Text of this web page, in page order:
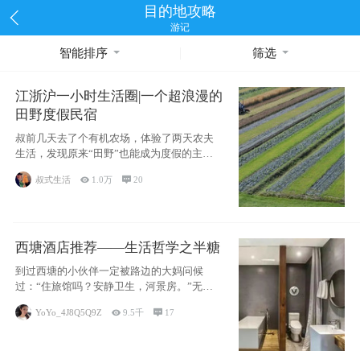
目的地攻略
游记
智能排序 筛选
江浙沪一小时生活圈|一个超浪漫的
田野度假民宿
叔前几天去了个有机农场，体验了两天农夫
生活，发现原来“田野”也能成为度假的主旋
律。江
叔式生活  1.0万 20
西塘酒店推荐——生活哲学之半糖
到过西塘的小伙伴一定被路边的大妈问候
过：“住旅馆吗？安静卫生，河景房。”无意
YoYo_4J8Q5Q9Z 9.5千  17